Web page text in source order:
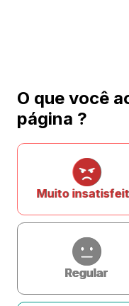
O que você
página ?
Muito
Regular